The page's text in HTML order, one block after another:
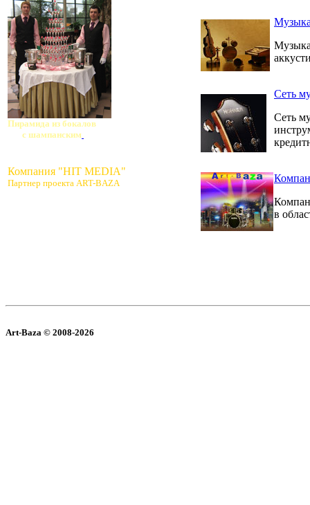
Пирамида из бокалов
с шампанским
Компания "HIT MEDIA"
Партнер проекта ART-BAZA
Сеть
Сеть
в
Art-Baza © 2008-2026